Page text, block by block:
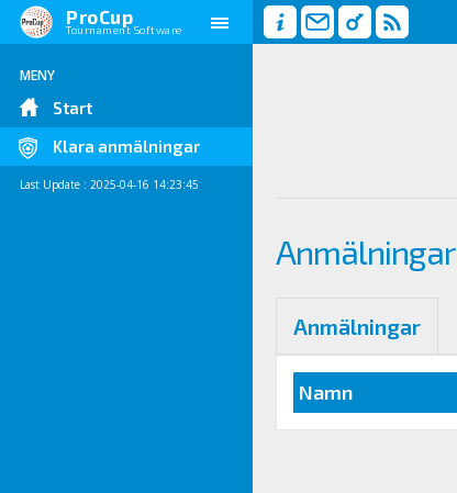
ProCup
Tournament Software
MENY
Start
Klara anmälningar
Last Update : 2025-04-16 14:23:45
Anmälningar
Anmälningar
Namn